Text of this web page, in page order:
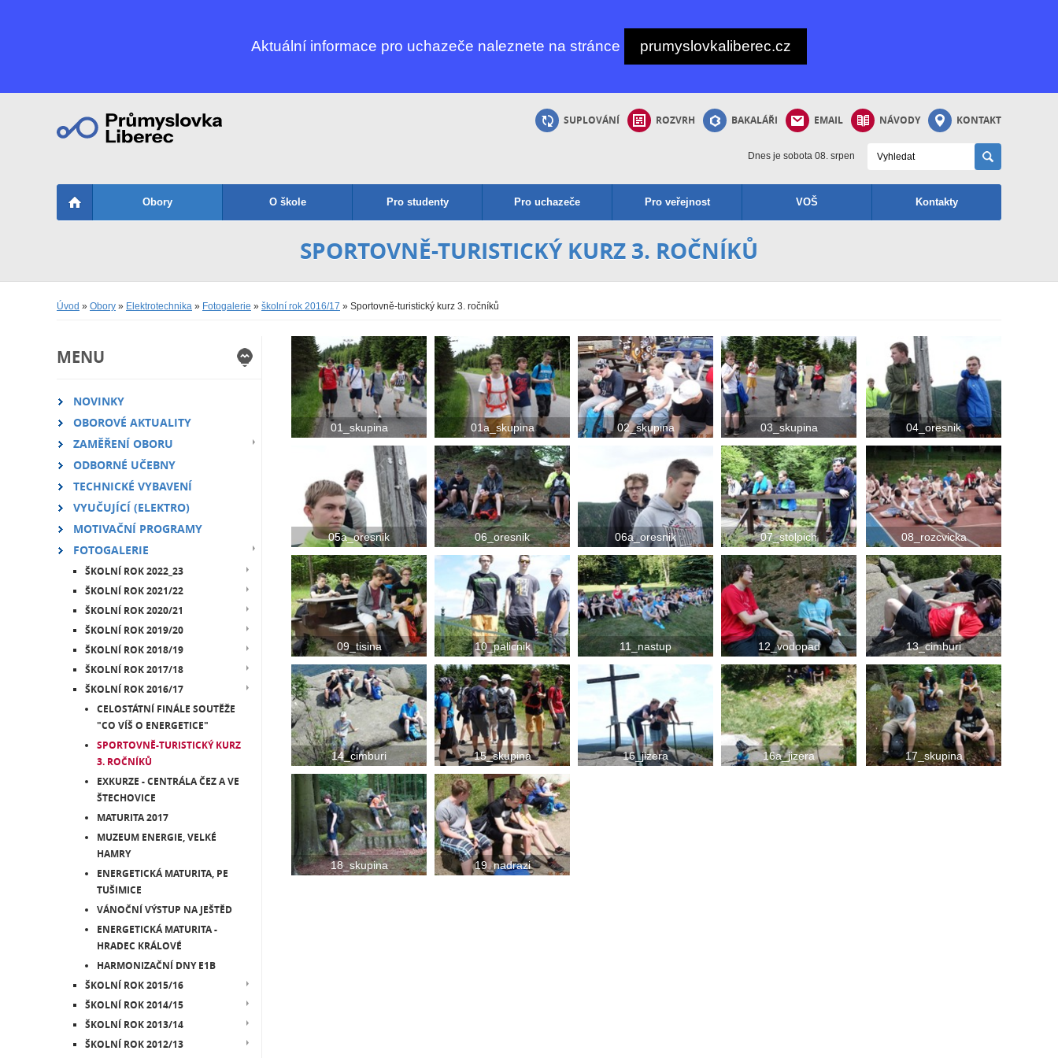
Aktuální informace pro uchazeče naleznete na stránce prumyslovkaliberec.cz
SUPLOVÁNÍ ROZVRH BAKALÁŘI EMAIL NÁVODY KONTAKT
Dnes je sobota 08. srpen
Obory O škole Pro studenty Pro uchazeče Pro veřejnost VOŠ Kontakty
SPORTOVNĚ-TURISTICKÝ KURZ 3. ROČNÍKŮ
Úvod » Obory » Elektrotechnika » Fotogalerie » školní rok 2016/17 » Sportovně-turistický kurz 3. ročníků
MENU
NOVINKY
OBOROVÉ AKTUALITY
ZAMĚŘENÍ OBORU
ODBORNÉ UČEBNY
TECHNICKÉ VYBAVENÍ
VYUČUJÍCÍ (ELEKTRO)
MOTIVAČNÍ PROGRAMY
FOTOGALERIE
ŠKOLNÍ ROK 2022_23
ŠKOLNÍ ROK 2021/22
ŠKOLNÍ ROK 2020/21
ŠKOLNÍ ROK 2019/20
ŠKOLNÍ ROK 2018/19
ŠKOLNÍ ROK 2017/18
ŠKOLNÍ ROK 2016/17
CELOSTÁTNÍ FINÁLE SOUTĚŽE
"CO VÍŠ O ENERGETICE"
SPORTOVNĚ-TURISTICKÝ KURZ
3. ROČNÍKŮ
EXKURZE - CENTRÁLA ČEZ A VE
ŠTECHOVICE
MATURITA 2017
MUZEUM ENERGIE, VELKÉ
HAMRY
ENERGETICKÁ MATURITA, PE
TUŠIMICE
VÁNOČNÍ VÝSTUP NA JEŠTĚD
ENERGETICKÁ MATURITA -
HRADEC KRÁLOVÉ
HARMONIZAČNÍ DNY E1B
ŠKOLNÍ ROK 2015/16
ŠKOLNÍ ROK 2014/15
ŠKOLNÍ ROK 2013/14
ŠKOLNÍ ROK 2012/13
01_skupina 01a_skupina 02_skupina 03_skupina 04_oresnik
05a_oresnik 06_oresnik 06a_oresnik 07_stolpich 08_rozcvicka
09_tisina 10_palicnik 11_nastup 12_vodopad 13_cimburi
14_cimburi 15_skupina 16_jizera 16a_jizera 17_skupina
18_skupina 19_nadrazi